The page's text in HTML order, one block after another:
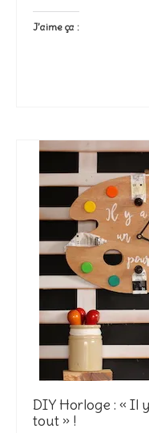
J’aime ça :
DIY Horloge : « Il
tout » !